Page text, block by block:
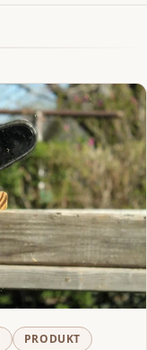
PRODUKT